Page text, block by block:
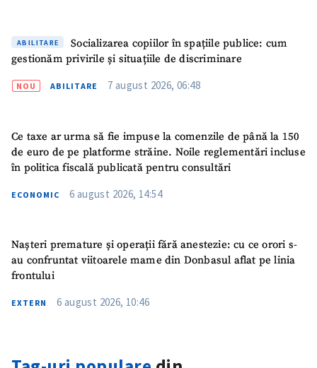
ABILITARE
Socializarea copiilor în spațiile publice: cum
gestionăm privirile și situațiile de discriminare
NOU ABILITARE 7 august 2026, 06:48
Ce taxe ar urma să fie impuse la comenzile de până la 150
de euro de pe platforme străine. Noile reglementări incluse
în politica fiscală publicată pentru consultări
ECONOMIC 6 august 2026, 14:54
Nașteri premature și operații fără anestezie: cu ce orori s-
au confruntat viitoarele mame din Donbasul aflat pe linia
frontului
EXTERN 6 august 2026, 10:46
Titlu știre
+ Adaugă titlu